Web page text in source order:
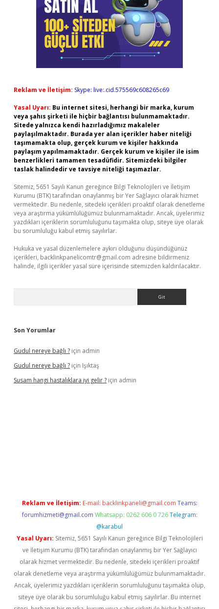
Reklam ve İletişim: Skype: live:.cid.575569c608265c69
Yasal Uyarı: Bu internet sitesi, herhangi bir marka, kurum
veya şahıs şirketi ile hiçbir bağlantısı bulunmamaktadır.
Sitede yalnızca kendi hazırladığımız makaleler
paylaşılmaktadır. Burada yer alan içerikler haber niteliği
taşımamakta olup, gerçek kurum ve kişiler hakkında
paylaşım yapılmamaktadır. Gerçek kurum ve kişiler ile isim
benzerlikleri tamamen tesadüfidir. Sitemizdeki bilgiler
taslak halindedir ve tavsiye niteliği taşımazlar.
Sitemiz, 5651 Sayılı Kanun gereğince Bilgi Teknolojileri ve İletişim
Kurumu (BTK) tarafından onaylanmış bir Yer Sağlayıcı olarak hizmet
vermektedir. Bu nedenle, sitedeki içerikleri proaktif olarak denetleme
veya araştırma yükümlülüğümüz bulunmamaktadır. Ancak, üyelerimiz
yazdıkları içeriklerin sorumluluğunu taşımakta olup, siteye üye olarak
bu sorumluluğu kabul etmiş sayılırlar.
Hukuka ve yasal düzenlemelere aykırı olduğunu düşündüğünüz
içerikleri, backlinkpanelicomtr@gmail.com adresine bildirmeniz
halinde, ilgili içerikler yasal süre içerisinde sitemizden kaldırılacaktır.
Son Yorumlar
Gudul nereye bağlı ? için admin
Gudul nereye bağlı ? için Işıktaş
Susam hangi hastalıklara iyi gelir ? için admin
Reklam ve İletişim: E-mail: backlinkpaneli@gmail.com Teams:
forumhizmeti@gmail.com Whatsapp: 0262 606 0 726 Telegram:
@karabul
Yasal Uyarı: Sitemiz, 5651 Sayılı Kanun gereğince Bilgi Teknolojileri
ve İletişim Kurumu (BTK) tarafından onaylanmış bir Yer Sağlayıcı
olarak hizmet vermektedir. Bu nedenle, sitedeki içerikleri proaktif
olarak denetleme veya araştırma yükümlülüğümüz bulunmamaktadır.
Ancak, üyelerimiz yazdıkları içeriklerin sorumluluğunu taşımakta olup,
siteye üye olarak bu sorumluluğu kabul etmiş sayılırlar. Bu internet